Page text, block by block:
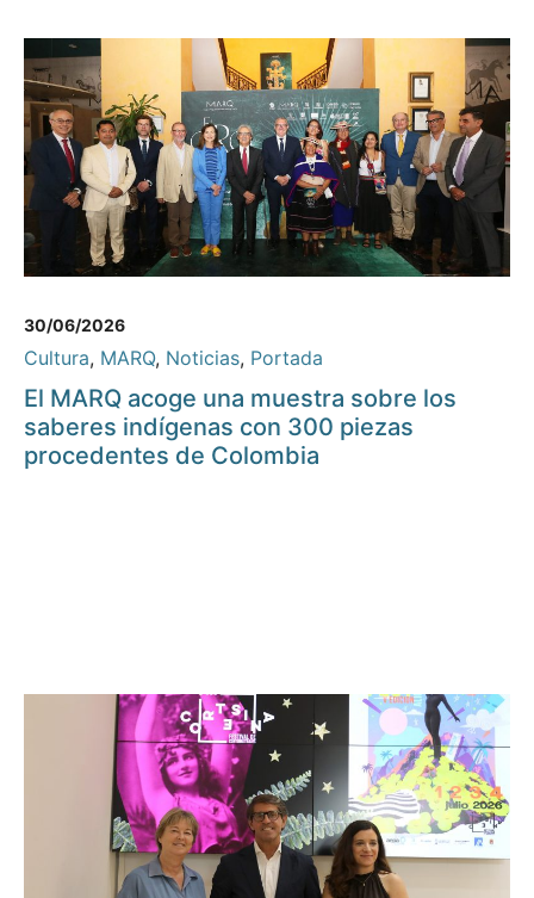
30/06/2026
Cultura, MARQ, Noticias, Portada
El MARQ acoge una muestra sobre los
saberes indígenas con 300 piezas
procedentes de Colombia